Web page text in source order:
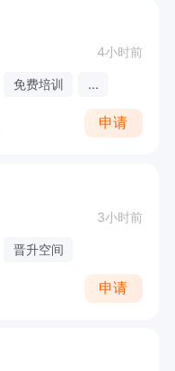
4小时前
免费培训 ...
申请
3小时前
晋升空间
申请